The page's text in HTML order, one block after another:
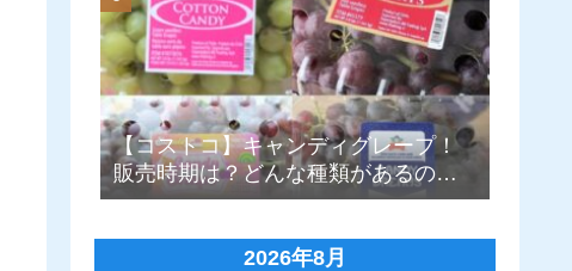
【コストコ】キャンディグレープ！
販売時期は？どんな種類があるの？4
種まとめ
2026年8月